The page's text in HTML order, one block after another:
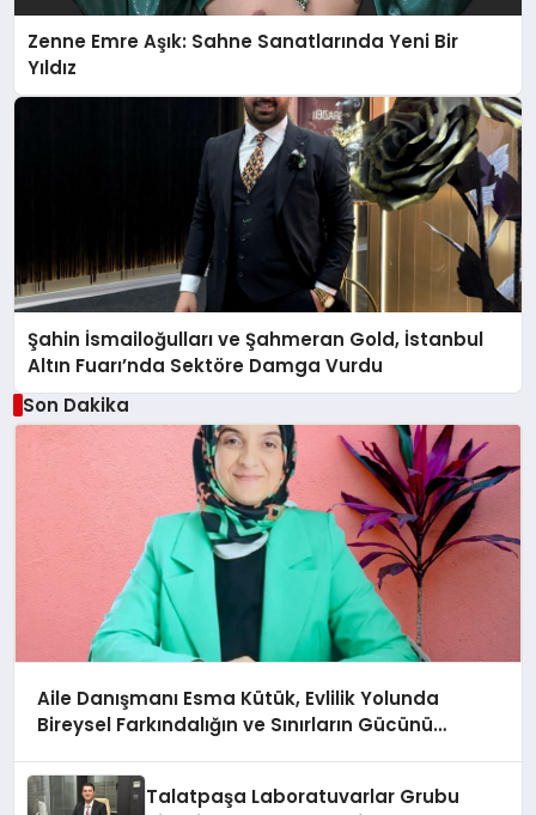
Zenne Emre Aşık: Sahne Sanatlarında Yeni Bir
Yıldız
Şahin İsmailoğulları ve Şahmeran Gold, İstanbul
Altın Fuarı’nda Sektöre Damga Vurdu
Son Dakika
Aile Danışmanı Esma Kütük, Evlilik Yolunda
Bireysel Farkındalığın ve Sınırların Gücünü
Talatpaşa Laboratuvarlar Grubu